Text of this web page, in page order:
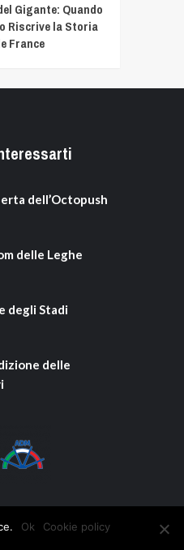
Gigante: Quando
Riscrive la Storia
France
dell’Octopush
delle Leghe
degli Stadi
delle
Ok Cookie policy